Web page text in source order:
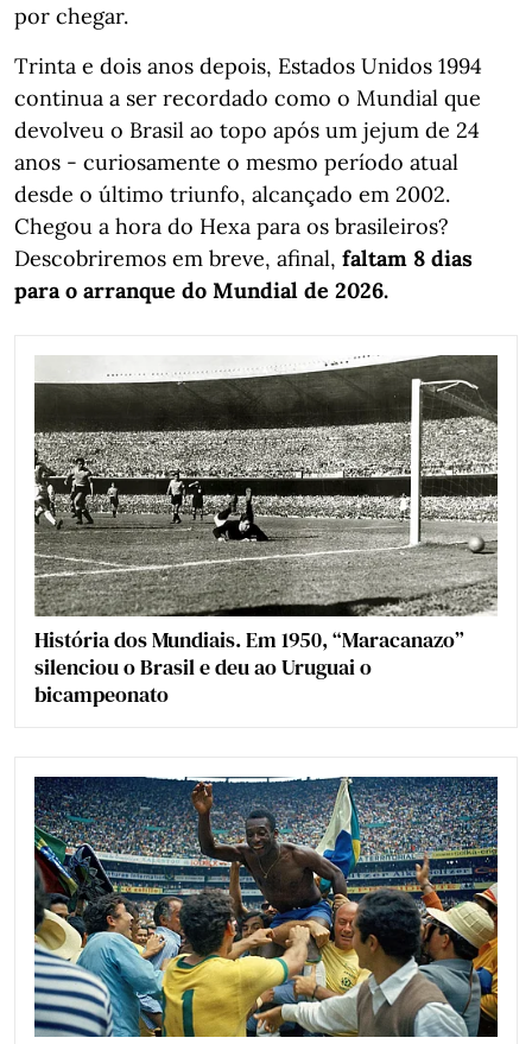
por chegar.
Trinta e dois anos depois, Estados Unidos 1994
continua a ser recordado como o Mundial que
devolveu o Brasil ao topo após um jejum de 24
anos - curiosamente o mesmo período atual
desde o último triunfo, alcançado em 2002.
Chegou a hora do Hexa para os brasileiros?
Descobriremos em breve, afinal, faltam 8 dias
para o arranque do Mundial de 2026.
História dos Mundiais. Em 1950, “Maracanazo”
silenciou o Brasil e deu ao Uruguai o
bicampeonato